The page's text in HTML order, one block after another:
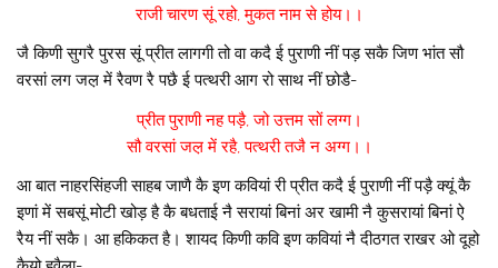
राजी चारण सूं रहो, मुकत नाम से होय।।
जै किणी सुगरै पुरस सूं प्रीत लागगी तो वा कदै ई पुराणी नीं पड़ सकै जिण भांत सौ
वरसां लग जल़ में रैवण रै पछै ई पत्थरी आग रो साथ नीं छोडै-
प्रीत पुराणी नह पड़ै, जो उत्तम सों लग्ग।
सौ वरसां जल़ में रहै, पत्थरी तजै न अग्ग।।
आ बात नाहरसिंहजी साहब जाणै कै इण कवियां री प्रीत कदै ई पुराणी नीं पड़ै क्यूं कै
इणां में सबसूं मोटी खोड़ है कै बधताई नै सरायां बिनां अर खामी नै कुसरायां बिनां ऐ
रैय नीं सकै। आ हकिकत है। शायद किणी कवि इण कवियां नै दीठगत राखर ओ दूहो